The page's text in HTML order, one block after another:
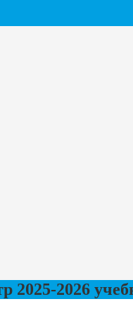
2025-2026